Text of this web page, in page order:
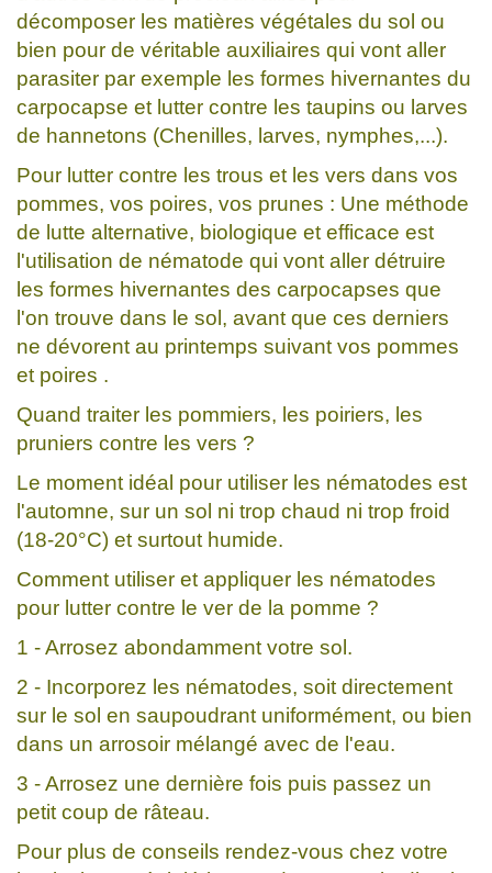
décomposer les matières végétales du sol ou
bien pour de véritable auxiliaires qui vont aller
parasiter par exemple les formes hivernantes du
carpocapse et lutter contre les taupins ou larves
de hannetons (Chenilles, larves, nymphes,...).
Pour lutter contre les trous et les vers dans vos
pommes, vos poires, vos prunes : Une méthode
de lutte alternative, biologique et efficace est
l'utilisation de nématode qui vont aller détruire
les formes hivernantes des carpocapses que
l'on trouve dans le sol, avant que ces derniers
ne dévorent au printemps suivant vos pommes
et poires .
Quand traiter les pommiers, les poiriers, les
pruniers contre les vers ?
Le moment idéal pour utiliser les nématodes est
l'automne, sur un sol ni trop chaud ni trop froid
(18-20°C) et surtout humide.
Comment utiliser et appliquer les nématodes
pour lutter contre le ver de la pomme ?
1 - Arrosez abondamment votre sol.
2 - Incorporez les nématodes, soit directement
sur le sol en saupoudrant uniformément, ou bien
dans un arrosoir mélangé avec de l'eau.
3 - Arrosez une dernière fois puis passez un
petit coup de râteau.
Pour plus de conseils rendez-vous chez votre